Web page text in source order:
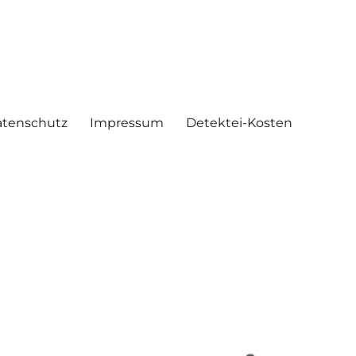
Impressum Detektei-Kosten